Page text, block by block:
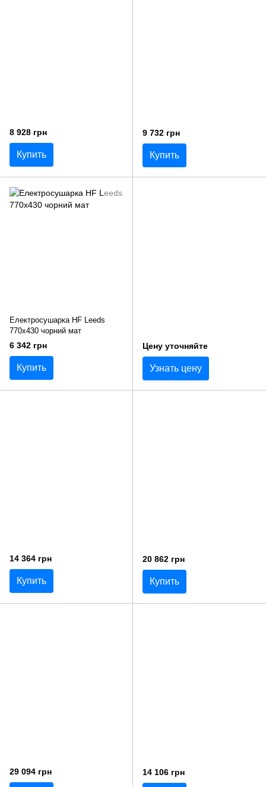
8 928 грн
Купить
9 732 грн
Купить
Електросушарка HF Leeds
770x430 чорний мат
6 342 грн
Купить
Цену уточняйте
Узнать цену
14 364 грн
Купить
20 862 грн
Купить
29 094 грн 14 106 грн